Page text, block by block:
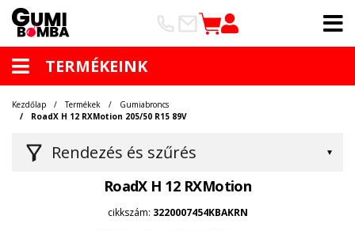
TERMÉKEINK
Rendezés és szűrés
Kezdőlap Termékek
Gumiabroncs
RoadX H 12 RXMotion 205/50 R15 89V
RoadX H 12 RXMotion
cikkszám: 3220007454KBAKRN